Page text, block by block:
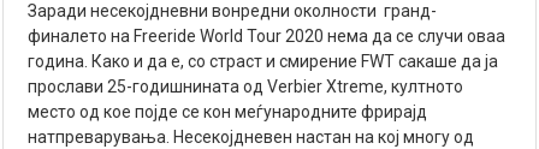
Заради несекојдневни вонредни околности гранд-
финалето на Freeride World Tour 2020 нема да се случи оваа
година. Како и да е, со страст и смирение FWT сакаше да ја
прослави 25-годишнината од Verbier Xtreme, култното
место од кое појде се кон меѓународните фрирајд
натпреварувања. Несекојдневен настан на кој многу од